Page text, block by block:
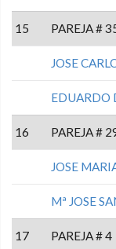
15 PAREJA #
JOSE
EDUARDO
16 PAREJA #
JOSE
Mª JOSE
17 PAREJA # 4